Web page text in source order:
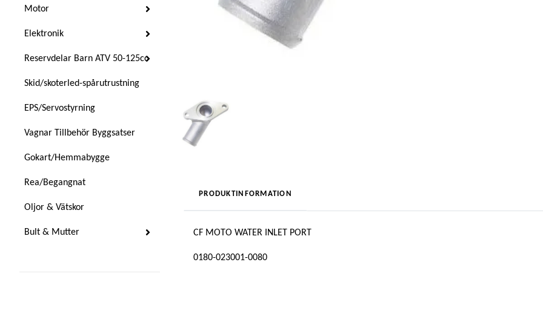
Motor
Elektronik
Reservdelar Barn ATV 50-125cc
Skid/skoterled-spårutrustning
EPS/Servostyrning
Vagnar Tillbehör Byggsatser
Gokart/Hemmabygge
Rea/Begangnat
Oljor & Vätskor
Bult & Mutter
PRODUKTINFORMATION
CF MOTO WATER INLET PORT
0180-023001-0080